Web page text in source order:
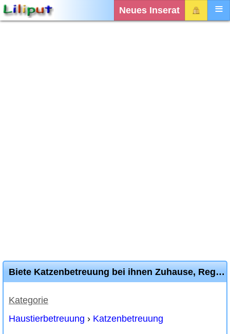
Neues Inserat
Biete Katzenbetreuung bei ihnen Zuhause, Region Bern
Kategorie
Haustierbetreuung › Katzenbetreuung